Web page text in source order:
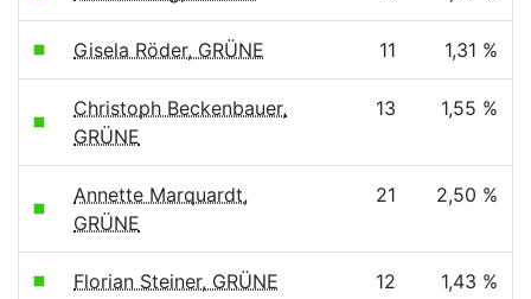
Gisela Röder, GRÜNE 11 1,31 %
Christoph Beckenbauer,
GRÜNE
13 1,55 %
Annette Marquardt,
GRÜNE
21 2,50 %
Florian Steiner, GRÜNE 12 1,43 %